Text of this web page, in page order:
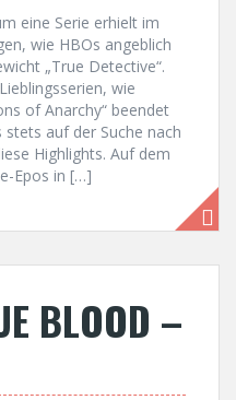
eine Serie erhielt im
wie HBOs angeblich
„True Detective“.
wie
of Anarchy“ beendet
auf der Suche nach
Highlights. Auf dem
Epos in […]
BLOOD –